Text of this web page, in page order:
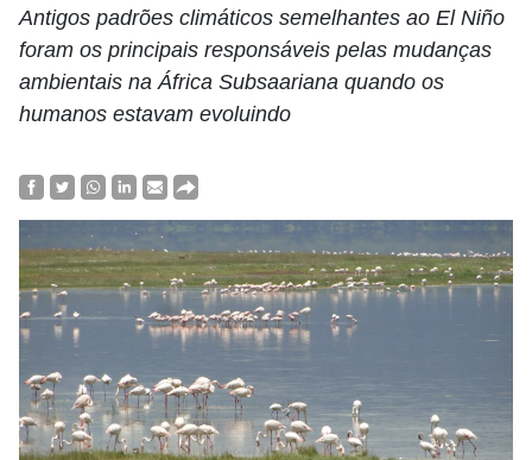
Antigos padrões climáticos semelhantes ao El Niño
foram os principais responsáveis pelas mudanças
ambientais na África Subsaariana quando os
humanos estavam evoluindo